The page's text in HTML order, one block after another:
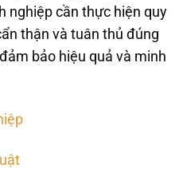
nghiệp cần thực hiện quy
thận và tuân thủ đúng
bảo hiệu quả và minh